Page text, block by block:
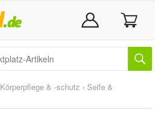
Körperpflege & -schutz › Seife &